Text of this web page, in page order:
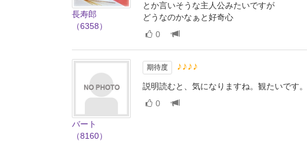
長寿郎
（6358）
とか言いそうな主人公みたいですが
どうなのかなぁと好奇心
0
バート
（8160）
期待度 ♪♪♪♪
説明読むと、気になりますね。観たいです。
0